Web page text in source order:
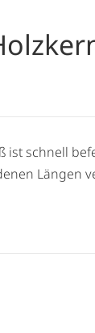
ist schnell
Längen